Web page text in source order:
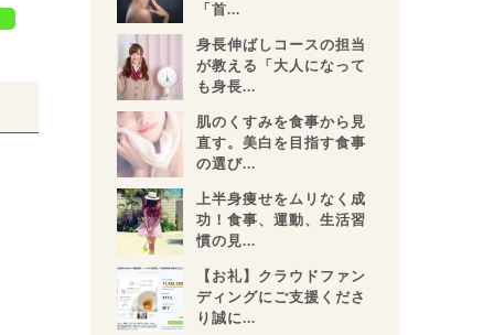
「首...
身長伸ばしコースの担当
が教える「大人になって
も身長...
肌のくすみを食事から見
直す。美白を目指す食事
の選び...
上半身痩せをムリなく成
功！食事、運動、生活習
慣の見...
【お礼】クラウドファン
ディングにご支援くださ
り誠に...